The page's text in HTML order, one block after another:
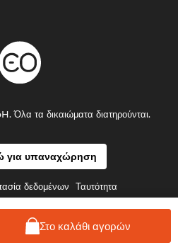
Στο καλάθιαγορών
για υπαναχώρηση
δεδομένων Ταυτότητα
τα δικαιώματα διατηρούνται.